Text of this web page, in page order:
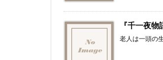
『千一夜
老人は一頭の